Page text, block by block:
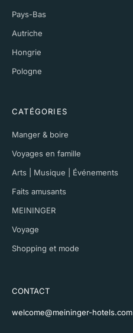
Pays-Bas
Autriche
Hongrie
Pologne
CATÉGORIES
Manger & boire
Voyages en famille
Arts | Musique | Événements
Faits amusants
MEININGER
Voyage
Shopping et mode
CONTACT
welcome@meininger-hotels.com